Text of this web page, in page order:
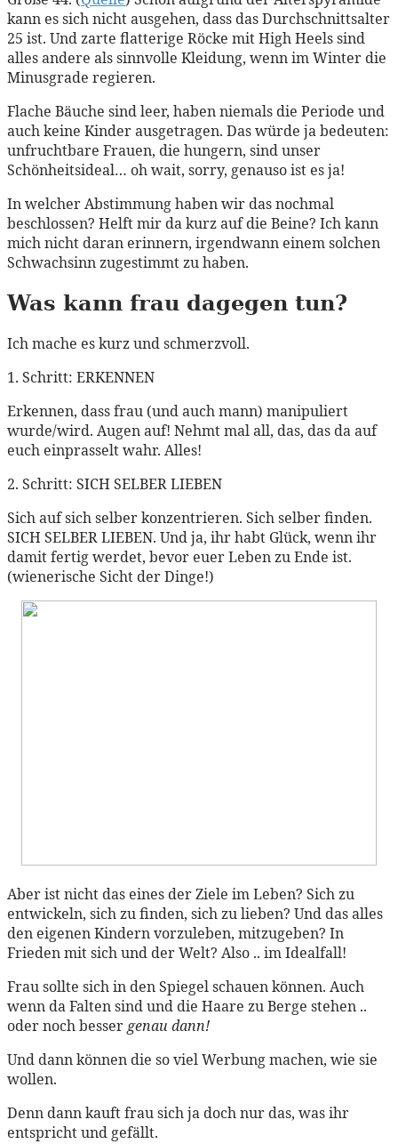
kann es sich nicht ausgehen, dass das Durchschnittsalter
25 ist. Und zarte flatterige Röcke mit High Heels sind
alles andere als sinnvolle Kleidung, wenn im Winter die
Minusgrade regieren.
Flache Bäuche sind leer, haben niemals die Periode und
auch keine Kinder ausgetragen. Das würde ja bedeuten:
unfruchtbare Frauen, die hungern, sind unser
Schönheitsideal… oh wait, sorry, genauso ist es ja!
In welcher Abstimmung haben wir das nochmal
beschlossen? Helft mir da kurz auf die Beine? Ich kann
mich nicht daran erinnern, irgendwann einem solchen
Schwachsinn zugestimmt zu haben.
Was kann frau dagegen tun?
Ich mache es kurz und schmerzvoll.
1. Schritt: ERKENNEN
Erkennen, dass frau (und auch mann) manipuliert
wurde/wird. Augen auf! Nehmt mal all, das, das da auf
euch einprasselt wahr. Alles!
2. Schritt: SICH SELBER LIEBEN
Sich auf sich selber konzentrieren. Sich selber finden.
SICH SELBER LIEBEN. Und ja, ihr habt Glück, wenn ihr
damit fertig werdet, bevor euer Leben zu Ende ist.
(wienerische Sicht der Dinge!)
Aber ist nicht das eines der Ziele im Leben? Sich zu
entwickeln, sich zu finden, sich zu lieben? Und das alles
den eigenen Kindern vorzuleben, mitzugeben? In
Frieden mit sich und der Welt? Also .. im Idealfall!
Frau sollte sich in den Spiegel schauen können. Auch
wenn da Falten sind und die Haare zu Berge stehen ..
oder noch besser genau dann!
Und dann können die so viel Werbung machen, wie sie
wollen.
Denn dann kauft frau sich ja doch nur das, was ihr
entspricht und gefällt.